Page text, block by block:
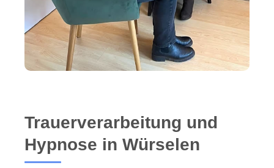
Trauerverarbeitung und
Hypnose in Würselen